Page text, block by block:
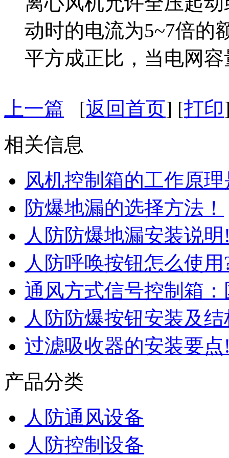
动时的电流为5~7倍的
平方成正比，当电网
上一篇 [返回首页] [打印
相关信息
风机控制箱的工作原
防爆地漏的选择方法！
人防防爆地漏安装说
人防呼唤按钮怎么使用
通风方式信号控制箱
人防防爆按钮安装及
过滤吸收器的安装要点
产品分类
人防通风设备
人防控制设备